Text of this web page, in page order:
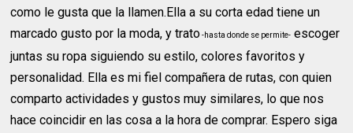
como le gusta que la llamen.Ella a su corta edad tiene un
marcado gusto por la moda, y trato-hasta donde se permite- escoger
juntas su ropa siguiendo su estilo, colores favoritos y
personalidad. Ella es mi fiel compañera de rutas, con quien
comparto actividades y gustos muy similares, lo que nos
hace coincidir en las cosa a la hora de comprar. Espero siga